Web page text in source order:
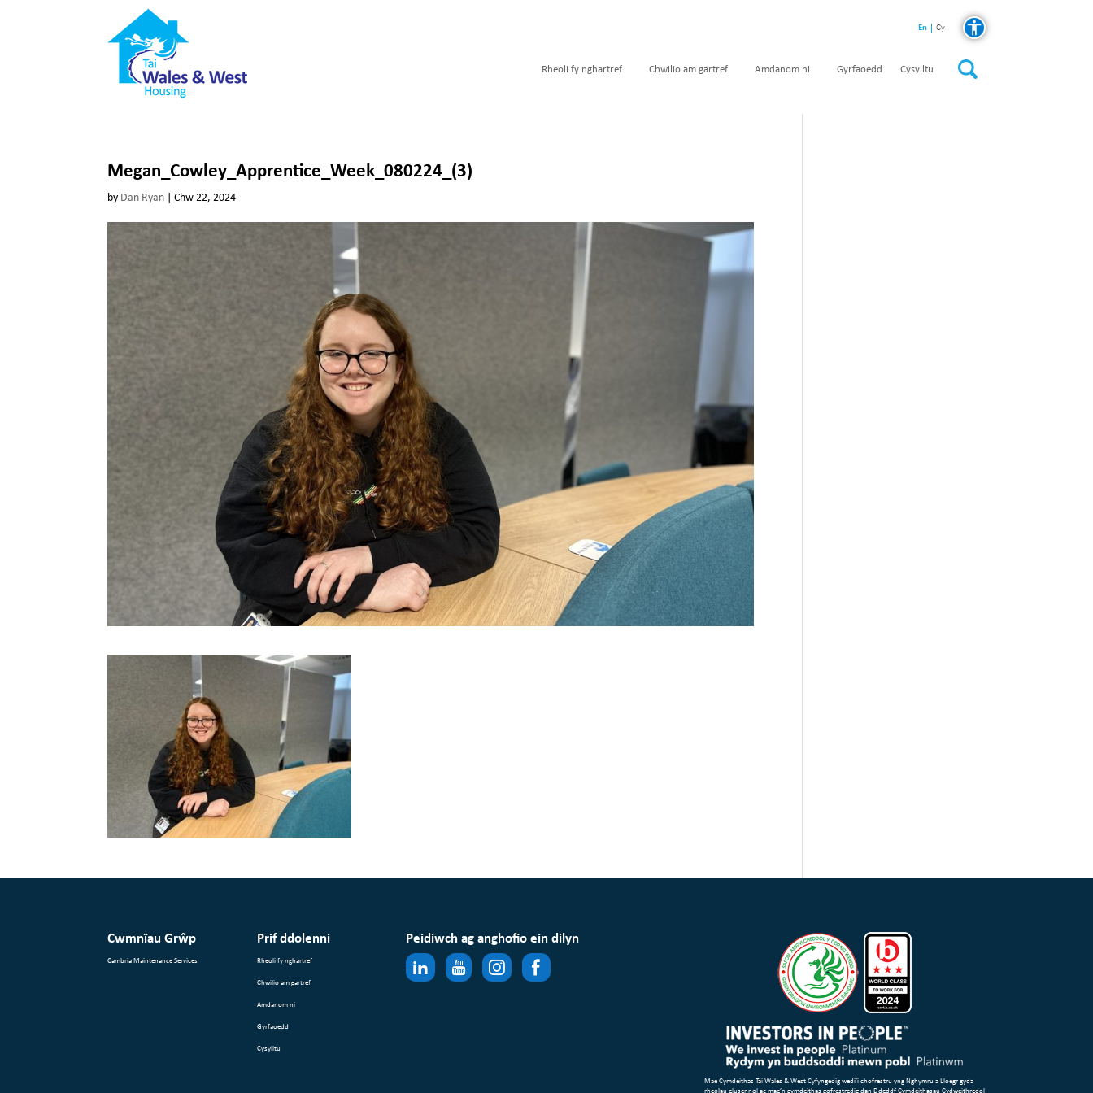
En Cy
Rheoli fy nghartref Chwilio am gartref Amdanom ni Gyrfaoedd Cysylltu
Megan_Cowley_Apprentice_Week_080224_(3)
by Dan Ryan | Chw 22, 2024
Cwmnïau Grŵp
Cambria Maintenance Services
Prif ddolenni
Rheoli fy nghartref
Chwilio am gartref
Amdanom ni
Gyrfaoedd
Cysylltu
Peidiwch ag anghofio ein dilyn
Mae Cymdeithas Tai Wales & West Cyfyngedig wedi’i chofrestru yng Nghymru a Lloegr gyda
rheolau elusennol ac mae’n gymdeithas gofrestredig dan Ddeddf Cymdeithasau Cydweithredol